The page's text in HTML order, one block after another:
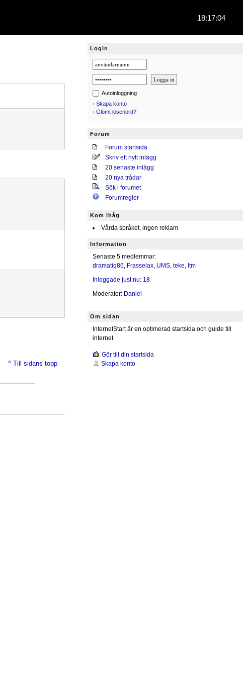
18:17:04
^ Till sidans topp
Login
Autoinloggning
• Skapa konto
• Glömt lösenord?
Forum
Forum startsida
Skriv ett nytt inlägg
20 senaste inlägg
20 nya trådar
Sök i forumet
Forumregler
Kom ihåg
Vårda språket, ingen reklam
Information
Senaste 5 medlemmar:
dramatiq86, Frasselax, UMS, teke, ltm
Inloggade just nu: 18
Moderator: Daniel
Om sidan
InternetStart är en optimerad startsida och guide till
internet.
Gör till din startsida
Skapa konto